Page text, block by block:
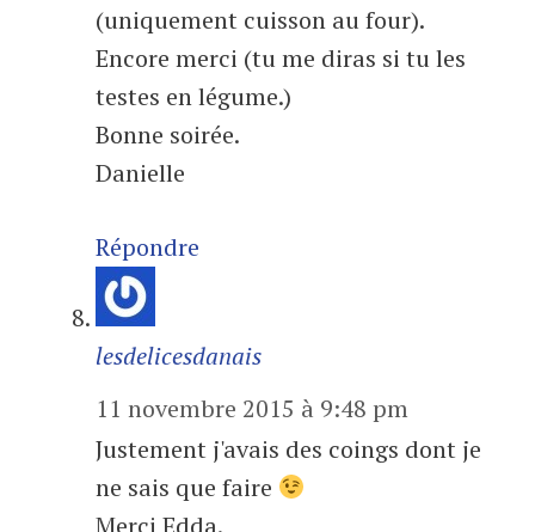
(uniquement cuisson au four).
Encore merci (tu me diras si tu les
testes en légume.)
Bonne soirée.
Danielle
Répondre
lesdelicesdanais
11 novembre 2015 à 9:48 pm
Justement j'avais des coings dont je
ne sais que faire
Merci Edda.